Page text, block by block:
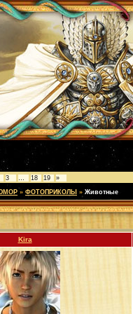
3 … 18 19
»
» ФОТОПРИКОЛЫ » Животные
Kira